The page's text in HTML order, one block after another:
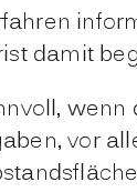
damit
vor